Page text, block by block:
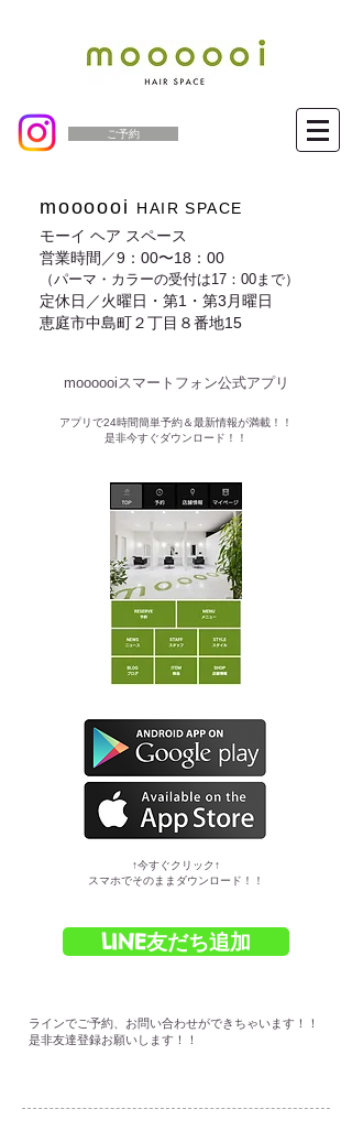
ご予約
moooooi
HAIR SPACE
モーイ ヘア スペース
営業時間／9：00〜18：00
（パーマ・カラーの受付は17：00まで）
定休日／火曜日・第1・第3月曜日
恵庭市中島町２丁目８番地15
moooooiスマートフォン公式アプリ​
​アプリで24時間簡単予約＆最新情報が満載！！
是非今すぐダウンロード！！
​↑今すぐクリック↑
スマホでそのままダウンロード！！
LINE友だち追加
ラインでご予約、お問い合わせができちゃいます！！
是非友達登録お願いします！！